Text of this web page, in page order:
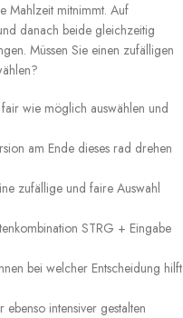
Mahlzeit mitnimmt. Auf
danach beide gleichzeitig
Müssen Sie einen zufälligen
wie möglich auswählen und
am Ende dieses rad drehen
zufällige und faire Auswahl
STRG + Eingabe
bei welcher Entscheidung hilft
intensiver gestalten